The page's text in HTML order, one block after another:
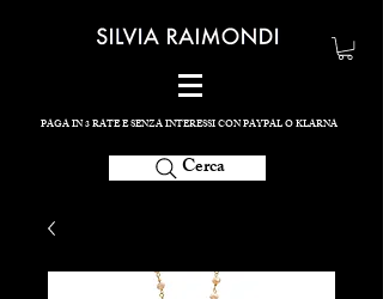
PAGA IN 3 RATE E SENZA INTERESSI CON PAYPAL O KLARNA
Cerca